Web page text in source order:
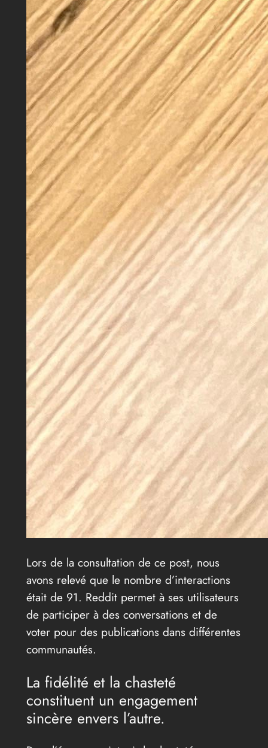
Lors de la consultation de ce post, nous
avons relevé que le nombre d’interactions
était de 91. Reddit permet à ses utilisateurs
de participer à des conversations et de
voter pour des publications dans différentes
communautés.
La fidélité et la chasteté
constituent un engagement
sincère envers l’autre.